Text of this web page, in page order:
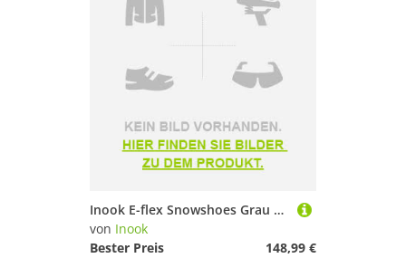
Inook E-flex Snowshoes Grau EU 34-47 / 45-120 Kg
von Inook
Bester Preis
148,99 €